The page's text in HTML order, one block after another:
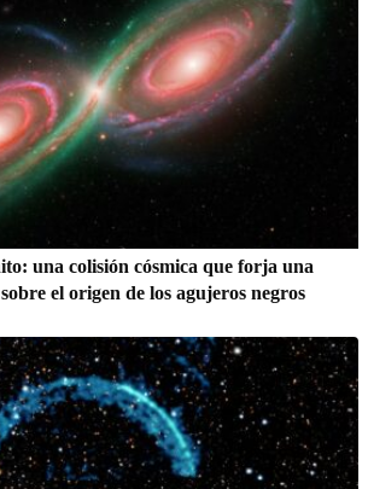
una colisión cósmica que forja una
el origen de los agujeros negros